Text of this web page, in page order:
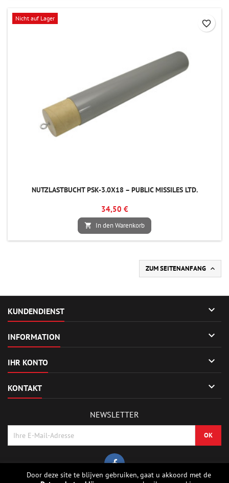
Nicht auf Lager
NUTZLASTBUCHT PSK-3.0X18 – PUBLIC MISSILES LTD.
34,50 €
 In den Warenkorb
favorite_border
ZUM SEITENANFANG 
KUNDENDIENST 
INFORMATION 
IHR KONTO 
KONTAKT 
Door deze site te blijven gebruiken, gaat u akkoord met de
NEWSLETTER